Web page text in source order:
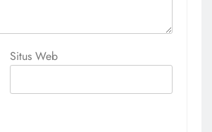
Situs Web